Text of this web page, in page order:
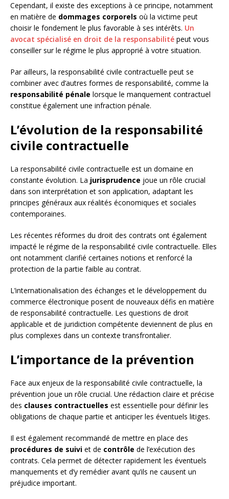
Cependant, il existe des exceptions à ce principe, notamment
en matière de dommages corporels où la victime peut
choisir le fondement le plus favorable à ses intérêts. Un
avocat spécialisé en droit de la responsabilité peut vous
conseiller sur le régime le plus approprié à votre situation.
Par ailleurs, la responsabilité civile contractuelle peut se
combiner avec d’autres formes de responsabilité, comme la
responsabilité pénale lorsque le manquement contractuel
constitue également une infraction pénale.
L’évolution de la responsabilité
civile contractuelle
La responsabilité civile contractuelle est un domaine en
constante évolution. La jurisprudence joue un rôle crucial
dans son interprétation et son application, adaptant les
principes généraux aux réalités économiques et sociales
contemporaines.
Les récentes réformes du droit des contrats ont également
impacté le régime de la responsabilité civile contractuelle. Elles
ont notamment clarifié certaines notions et renforcé la
protection de la partie faible au contrat.
L’internationalisation des échanges et le développement du
commerce électronique posent de nouveaux défis en matière
de responsabilité contractuelle. Les questions de droit
applicable et de juridiction compétente deviennent de plus en
plus complexes dans un contexte transfrontalier.
L’importance de la prévention
Face aux enjeux de la responsabilité civile contractuelle, la
prévention joue un rôle crucial. Une rédaction claire et précise
des clauses contractuelles est essentielle pour définir les
obligations de chaque partie et anticiper les éventuels litiges.
Il est également recommandé de mettre en place des
procédures de suivi et de contrôle de l’exécution des
contrats. Cela permet de détecter rapidement les éventuels
manquements et d’y remédier avant qu’ils ne causent un
préjudice important.